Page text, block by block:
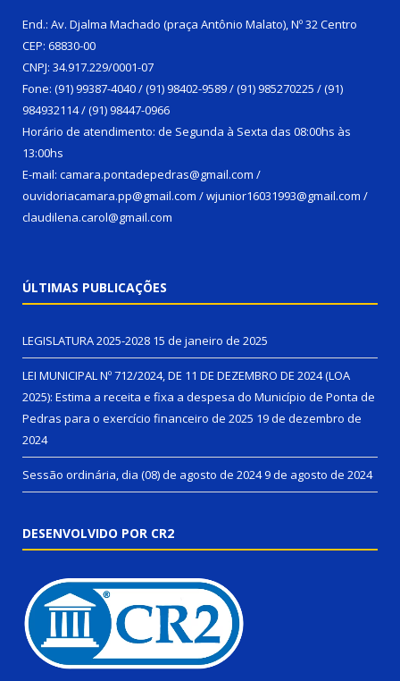
End.: Av. Djalma Machado (praça Antônio Malato), Nº 32 Centro
CEP: 68830-00
CNPJ: 34.917.229/0001-07
Fone: (91) 99387-4040 / (91) 98402-9589 / (91) 985270225 / (91)
984932114 / (91) 98447-0966
Horário de atendimento: de Segunda à Sexta das 08:00hs às
13:00hs
E-mail: camara.pontadepedras@gmail.com /
ouvidoriacamara.pp@gmail.com / wjunior16031993@gmail.com /
claudilena.carol@gmail.com
ÚLTIMAS PUBLICAÇÕES
LEGISLATURA 2025-2028 15 de janeiro de 2025
LEI MUNICIPAL Nº 712/2024, DE 11 DE DEZEMBRO DE 2024 (LOA
2025): Estima a receita e fixa a despesa do Município de Ponta de
Pedras para o exercício financeiro de 2025 19 de dezembro de
2024
Sessão ordinária, dia (08) de agosto de 20249 de agosto de 2024
DESENVOLVIDO POR CR2